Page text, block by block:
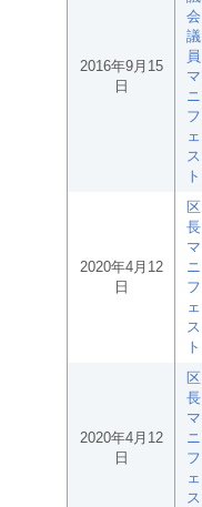
2016年9月15
日
会
議
員
マ
ニ
フ
ェ
ス
ト
2020年4月12
日
区
長
マ
ニ
フ
ェ
ス
ト
2020年4月12
日
区
長
マ
ニ
フ
ェ
ス